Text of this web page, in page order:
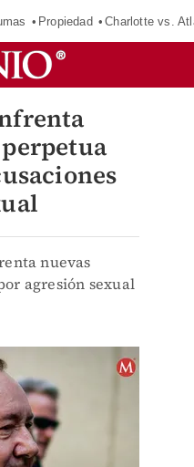
Propiedad Charlotte vs.
nuevas
agresión sexual